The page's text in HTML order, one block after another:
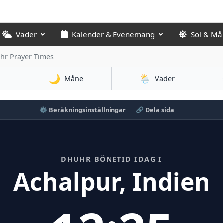
Väder Kalender & Evenemang Sol &
Prayer Times
🌙 Måne 🌦️ Väder
⚙️ Beräkningsinställningar 🔗 Dela sida
DHUHR BÖNETID IDAG I
Achalpur, Indien